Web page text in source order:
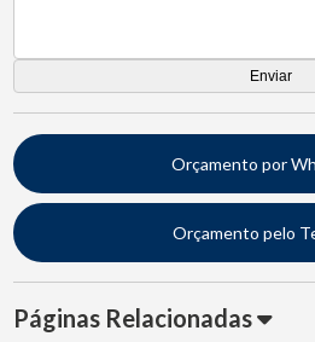
Orçamento por
Orçamento pelo
Páginas Relacionadas